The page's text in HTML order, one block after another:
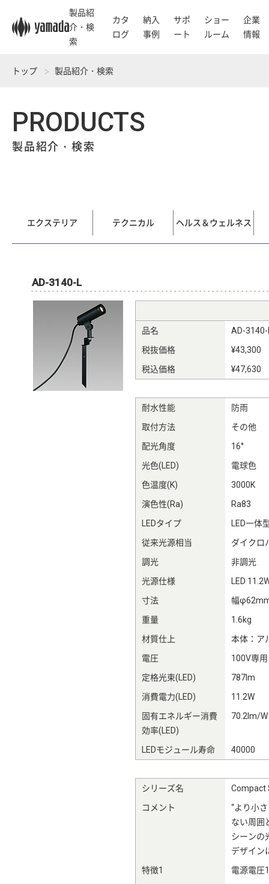
製品紹
介・検
索
カタ
ログ
納入
事例
サポ
ート
ショー
ルーム
企業
情報
トップ 製品紹介・検索
PRODUCTS
製品紹介・検索
エクステリア テクニカル ヘルス＆ウェルネス
AD-3140-L
品名
AD-3140-
税抜価格
¥43,300
税込価格
¥47,630
耐水性能
防雨
取付方法
その他
配光角度
16°
光色(LED)
電球色
色温度(K)
3000K
演色性(Ra)
Ra83
LEDタイプ
LED一体
従来光源相当
ダイクロ
調光
非調光
光源仕様
LED
寸法
幅
重量
1.6kg
材質仕上
本体：ア
電圧
100V専用
定格光束(LED)
787lm
消費電力(LED)
11.2W
固有エネルギー消費
効率(LED)
70.2lm/W
LEDモジュール寿命 40000
シリーズ名
Compact
コメント
“より小
ない周囲
シーンの
デザイン
特徴1
電源電圧